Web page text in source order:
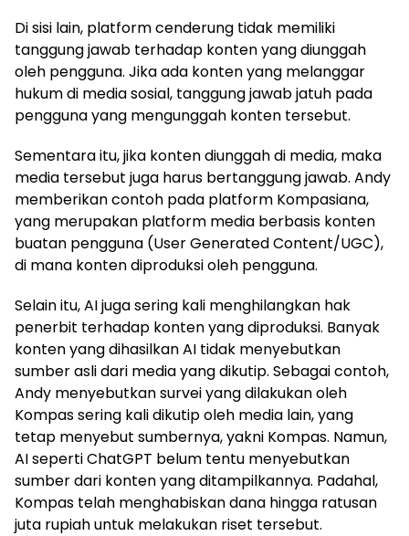
Di sisi lain, platform cenderung tidak memiliki
tanggung jawab terhadap konten yang diunggah
oleh pengguna. Jika ada konten yang melanggar
hukum di media sosial, tanggung jawab jatuh pada
pengguna yang mengunggah konten tersebut.
Sementara itu, jika konten diunggah di media, maka
media tersebut juga harus bertanggung jawab. Andy
memberikan contoh pada platform Kompasiana,
yang merupakan platform media berbasis konten
buatan pengguna (User Generated Content/UGC),
di mana konten diproduksi oleh pengguna.
Selain itu, AI juga sering kali menghilangkan hak
penerbit terhadap konten yang diproduksi. Banyak
konten yang dihasilkan AI tidak menyebutkan
sumber asli dari media yang dikutip. Sebagai contoh,
Andy menyebutkan survei yang dilakukan oleh
Kompas sering kali dikutip oleh media lain, yang
tetap menyebut sumbernya, yakni Kompas. Namun,
AI seperti ChatGPT belum tentu menyebutkan
sumber dari konten yang ditampilkannya. Padahal,
Kompas telah menghabiskan dana hingga ratusan
juta rupiah untuk melakukan riset tersebut.